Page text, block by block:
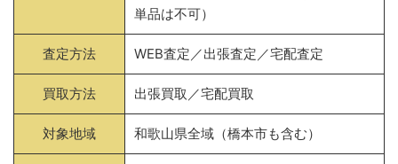
単品は不可）
査定方法 WEB査定／出張査定／宅配査定
買取方法 出張買取／宅配買取
対象地域 和歌山県全域（橋本市も含む）